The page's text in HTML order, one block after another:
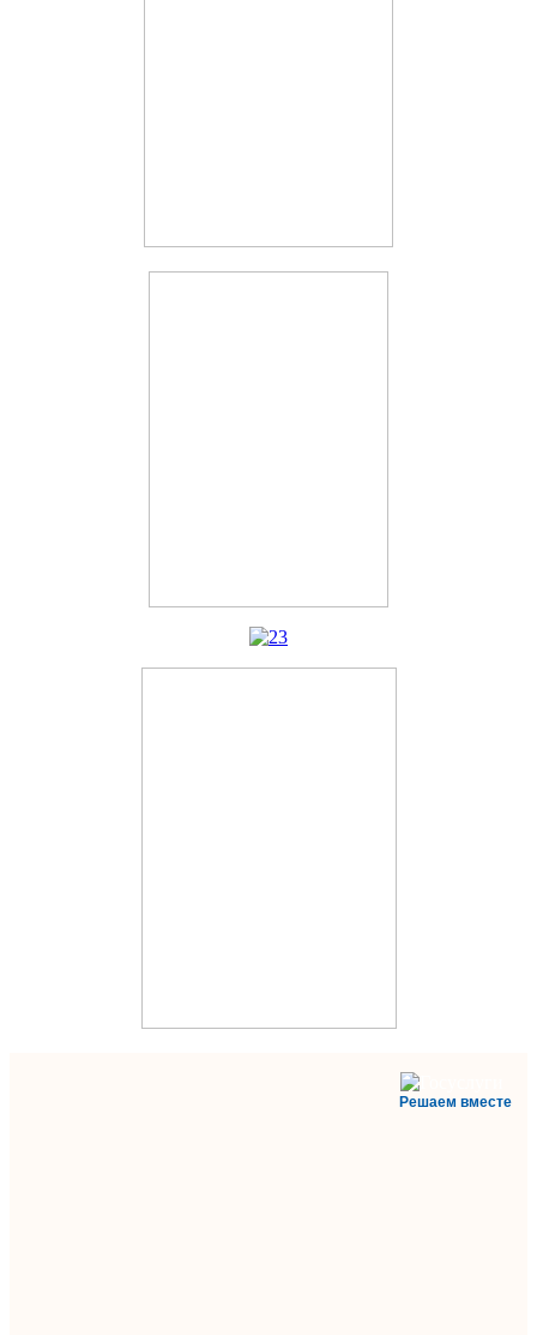
Решаем вместе